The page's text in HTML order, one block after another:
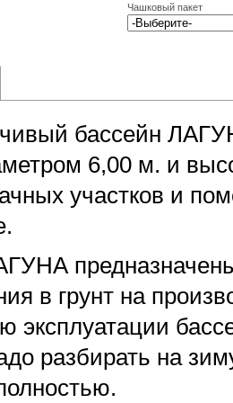
Чашковый пакет
бассейн
6,00 м. и
участков и
в грунт на
эксплуатации
разбирать на